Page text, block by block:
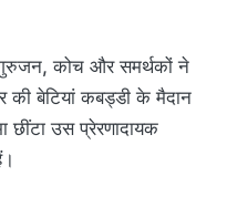
गुरुजन, कोच और समर्थकों ने
की बेटियां कबड्डी के मैदान
छींटा उस प्रेरणादायक